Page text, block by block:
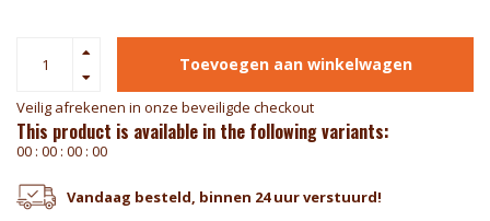
Toevoegen aan winkelwagen
Veilig afrekenen in onze beveiligde checkout
This product is available in the following variants:
00 : 00 : 00 : 00
Vandaag besteld, binnen 24 uur verstuurd!